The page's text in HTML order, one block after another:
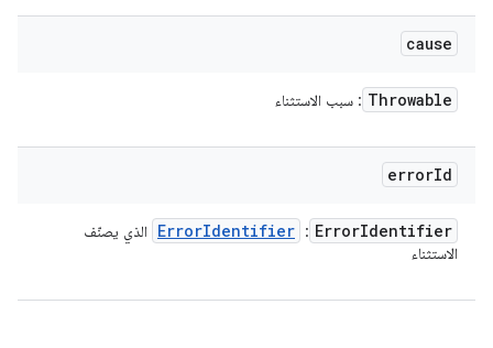
cause
Throwable : سبب الاستثناء
errorId
ErrorIdentifier
: ‏
ErrorIdentifier
الذي يصنّف
الاستثناء